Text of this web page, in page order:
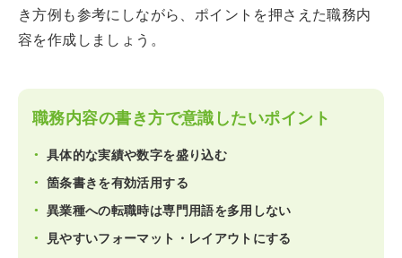
き方例も参考にしながら、ポイントを押さえた職務内
容を作成しましょう。
職務内容の書き方で意識したいポイント
具体的な実績や数字を盛り込む
箇条書きを有効活用する
異業種への転職時は専門用語を多用しない
見やすいフォーマット・レイアウトにする